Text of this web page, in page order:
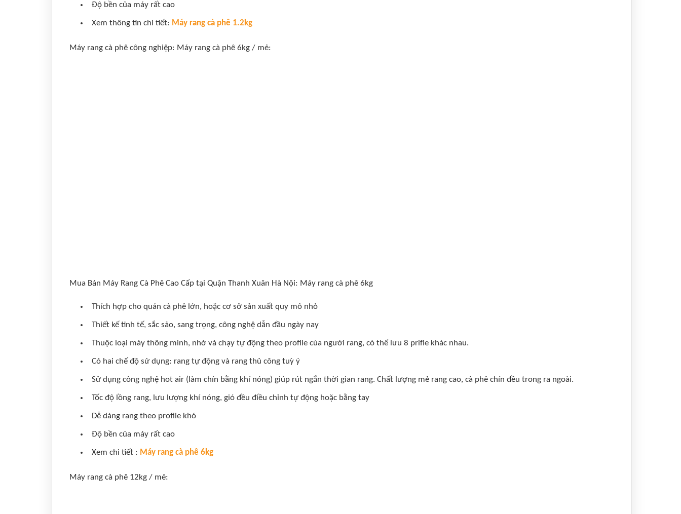
Độ bền của máy rất cao
Xem thông tin chi tiết: Máy rang cà phê 1.2kg
Máy rang cà phê công nghiệp: Máy rang cà phê 6kg / mẻ:
Mua Bán Máy Rang Cà Phê Cao Cấp tại Quận Thanh Xuân Hà Nội: Máy rang cà phê 6kg
Thích hợp cho quán cà phê lớn, hoặc cơ sở sản xuất quy mô nhỏ
Thiết kế tinh tế, sắc sảo, sang trọng, công nghệ dẫn đầu ngày nay
Thuộc loại máy thông minh, nhớ và chạy tự động theo profile của người rang, có thể lưu 8 prifle khác nhau.
Có hai chế độ sử dụng: rang tự động và rang thủ công tuỳ ý
Sử dụng công nghệ hot air (làm chín bằng khí nóng) giúp rút ngắn thời gian rang. Chất lượng mẻ rang cao, cà phê chín đều trong ra ngoài.
Tốc độ lồng rang, lưu lượng khí nóng, gió đều điều chỉnh tự động hoặc bằng tay
Dễ dàng rang theo profile khó
Độ bền của máy rất cao
Xem chi tiết : Máy rang cà phê 6kg
Máy rang cà phê 12kg / mẻ: